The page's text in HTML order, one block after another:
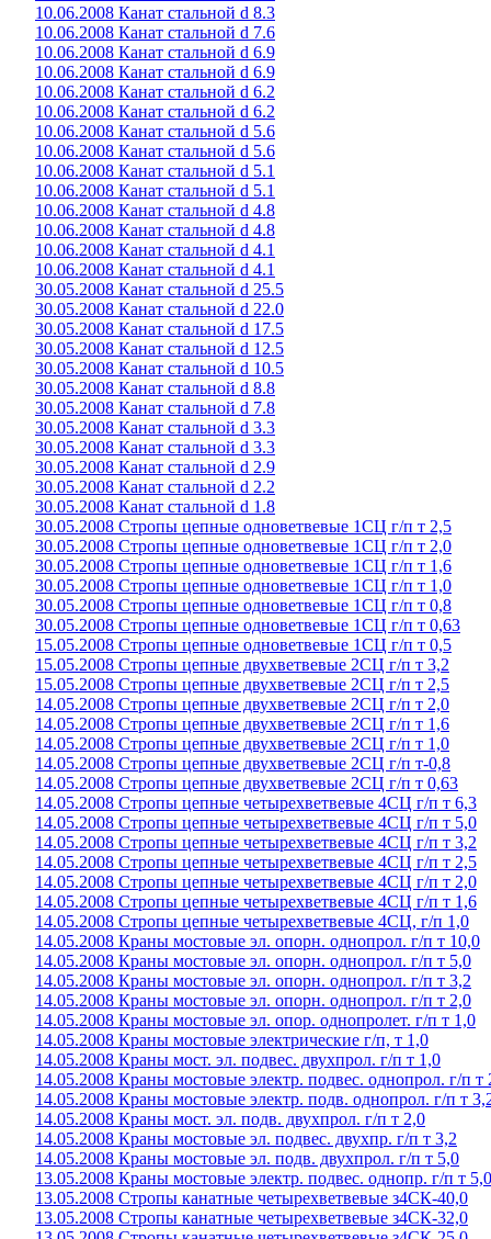
10.06.2008 Канат стальной d 8.3
10.06.2008 Канат стальной d 7.6
10.06.2008 Канат стальной d 6.9
10.06.2008 Канат стальной d 6.9
10.06.2008 Канат стальной d 6.2
10.06.2008 Канат стальной d 6.2
10.06.2008 Канат стальной d 5.6
10.06.2008 Канат стальной d 5.6
10.06.2008 Канат стальной d 5.1
10.06.2008 Канат стальной d 5.1
10.06.2008 Канат стальной d 4.8
10.06.2008 Канат стальной d 4.8
10.06.2008 Канат стальной d 4.1
10.06.2008 Канат стальной d 4.1
30.05.2008 Канат стальной d 25.5
30.05.2008 Канат стальной d 22.0
30.05.2008 Канат стальной d 17.5
30.05.2008 Канат стальной d 12.5
30.05.2008 Канат стальной d 10.5
30.05.2008 Канат стальной d 8.8
30.05.2008 Канат стальной d 7.8
30.05.2008 Канат стальной d 3.3
30.05.2008 Канат стальной d 3.3
30.05.2008 Канат стальной d 2.9
30.05.2008 Канат стальной d 2.2
30.05.2008 Канат стальной d 1.8
30.05.2008 Стропы цепные одноветвевые 1СЦ г/п т 2,5
30.05.2008 Стропы цепные одноветвевые 1СЦ г/п т 2,0
30.05.2008 Стропы цепные одноветвевые 1СЦ г/п т 1,6
30.05.2008 Стропы цепные одноветвевые 1СЦ г/п т 1,0
30.05.2008 Стропы цепные одноветвевые 1СЦ г/п т 0,8
30.05.2008 Стропы цепные одноветвевые 1СЦ г/п т 0,63
15.05.2008 Стропы цепные одноветвевые 1СЦ г/п т 0,5
15.05.2008 Стропы цепные двухветвевые 2СЦ г/п т 3,2
15.05.2008 Стропы цепные двухветвевые 2СЦ г/п т 2,5
14.05.2008 Стропы цепные двухветвевые 2СЦ г/п т 2,0
14.05.2008 Стропы цепные двухветвевые 2СЦ г/п т 1,6
14.05.2008 Стропы цепные двухветвевые 2СЦ г/п т 1,0
14.05.2008 Стропы цепные двухветвевые 2СЦ г/п т-0,8
14.05.2008 Стропы цепные двухветвевые 2СЦ г/п т 0,63
14.05.2008 Стропы цепные четырехветвевые 4СЦ г/п т 6,3
14.05.2008 Стропы цепные четырехветвевые 4СЦ г/п т 5,0
14.05.2008 Стропы цепные четырехветвевые 4СЦ г/п т 3,2
14.05.2008 Стропы цепные четырехветвевые 4СЦ г/п т 2,5
14.05.2008 Стропы цепные четырехветвевые 4СЦ г/п т 2,0
14.05.2008 Стропы цепные четырехветвевые 4СЦ г/п т 1,6
14.05.2008 Стропы цепные четырехветвевые 4СЦ, г/п 1,0
14.05.2008 Краны мостовые эл. опорн. однопрол. г/п т 10,0
14.05.2008 Краны мостовые эл. опорн. однопрол. г/п т 5,0
14.05.2008 Краны мостовые эл. опорн. однопрол. г/п т 3,2
14.05.2008 Краны мостовые эл. опорн. однопрол. г/п т 2,0
14.05.2008 Краны мостовые эл. опор. однопролет. г/п т 1,0
14.05.2008 Краны мостовые электрические г/п, т 1,0
14.05.2008 Краны мост. эл. подвес. двухпрол. г/п т 1,0
14.05.2008 Краны мостовые электр. подвес. однопрол. г/п т
14.05.2008 Краны мостовые электр. подв. однопрол. г/п т
14.05.2008 Краны мост. эл. подв. двухпрол. г/п т 2,0
14.05.2008 Краны мостовые эл. подвес. двухпр. г/п т 3,2
14.05.2008 Краны мостовые эл. подв. двухпрол. г/п т 5,0
13.05.2008 Краны мостовые электр. подвес. однопр. г/п т 5,0
13.05.2008 Стропы канатные четырехветвевые з4СК-40,0
13.05.2008 Стропы канатные четырехветвевые з4СК-32,0